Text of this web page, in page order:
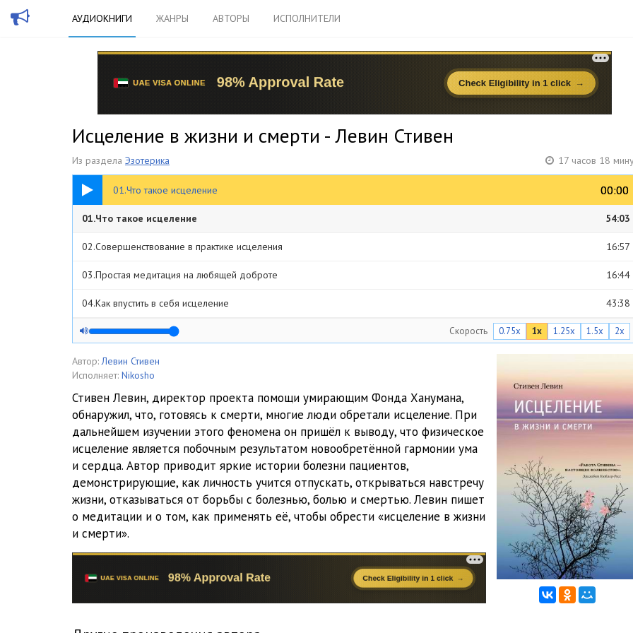
АУДИОКНИГИ ЖАНРЫ АВТОРЫ ИСПОЛНИТЕЛИ
Исцеление в жизни и смерти - Левин Стивен
Из раздела Эзотерика 17 часов 18
01.Что такое исцеление 00:00
00:00
54:03
01.Что такое исцеление 54:03
02.Совершенствование в практике исцеления 16:57
03.Простая медитация на любящей доброте 16:44
04.Как впустить в себя исцеление 43:38
05.Вставая на путь исцеления 25:48
06.Исследование неисцеленного
34:00
08.Медитация большого сердца 17:24
09.Собраться с духом
10.Прощение 39:06
11.Медитация на прощении 16:38
12.Исследование горя 50:13
13.Медитация на переживание горя 22:07
14.Установление серлечной связи с тем, что лишено любви
Скорость 0.75x 1x 1.25x 1.5x 2x
Автор: Левин Стивен
Исполняет: Nikosho
Стивен Левин, директор проекта помощи умирающим Фонда Ханумана,
обнаружил, что, готовясь к смерти, многие люди обретали исцеление. При
дальнейшем изучении этого феномена он пришёл к выводу, что физическое
исцеление является побочным результатом новообретённой гармонии ума
и сердца. Автор приводит яркие истории болезни пациентов,
демонстрирующие, как личность учится отпускать, открываться навстречу
жизни, отказываться от борьбы с болезнью, болью и смертью. Левин пишет
о медитации и о том, как применять её, чтобы обрести «исцеление в жизни
и смерти».